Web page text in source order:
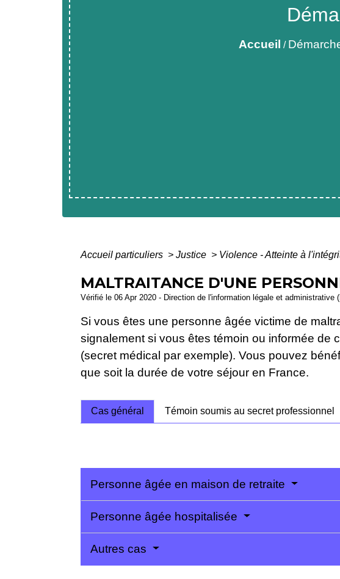
Accueil /
Accueil particuliers > Justice > Violence - Atteinte à
MALTRAITANCE D'UNE
Vérifié le 06 Apr 2020 - Direction de l'information légale et
Si vous êtes une personne âgée victime de
signalement si vous êtes témoin ou informée de
(secret médical par exemple). Vous pouvez
que soit la durée de votre séjour en France.
Cas général Témoin soumis au secret professionnel
Personne âgée en maison de retraite
Personne âgée hospitalisée
Autres cas